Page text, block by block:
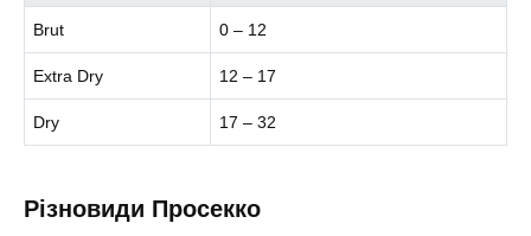
Brut 0 – 12
Extra Dry 12 – 17
Dry 17 – 32
Різновиди Просекко